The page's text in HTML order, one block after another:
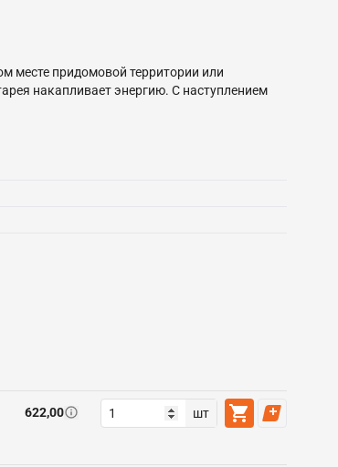
месте придомовой территории или
накапливает энергию. С наступлением
солнечной панели можно изменять до 180°.
622,00 шт